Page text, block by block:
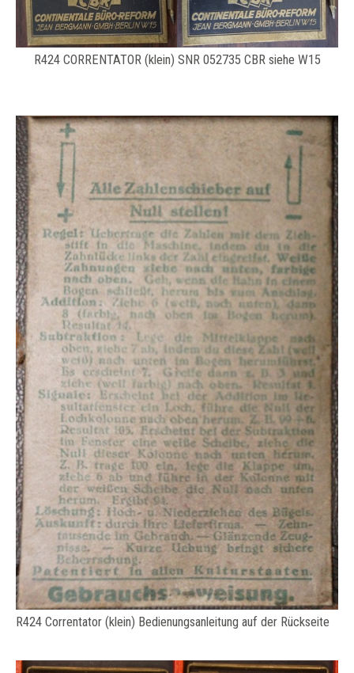
R424 CORRENTATOR (klein) SNR 052735 CBR siehe W15
R424 Correntator (klein) Bedienungsanleitung auf der Rückseite